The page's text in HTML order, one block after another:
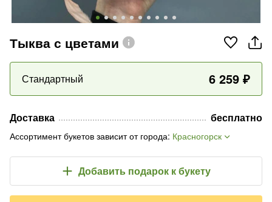
Тыква с цветами
Стандартный 6 259 ₽
Доставка бесплатно
Ассортимент букетов зависит от города: Красногорск
Добавить подарок к букету